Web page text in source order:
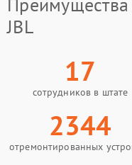
JBL
17
сотрудников в штате
2344
отремонтированных